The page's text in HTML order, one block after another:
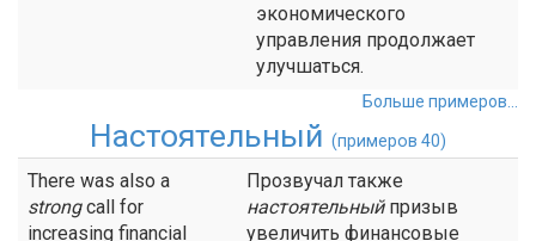
экономического
управления продолжает
улучшаться.
Больше примеров...
Настоятельный (примеров 40)
There was also a
strongcall for
increasing financial
Прозвучал также
настоятельныйпризыв
увеличить финансовые